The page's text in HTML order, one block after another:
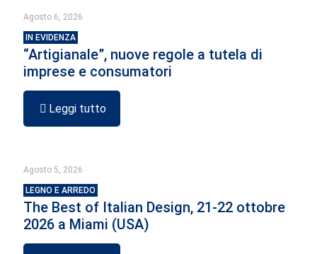
Agosto 6, 2026
IN EVIDENZA
“Artigianale”, nuove regole a tutela di
imprese e consumatori
Leggi tutto
Agosto 5, 2026
LEGNO E ARREDO
The Best of Italian Design, 21-22 ottobre
2026 a Miami (USA)